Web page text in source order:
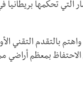
التي تحكمها بريطانيا
بالتقدم التقني
بمعظم أراضي